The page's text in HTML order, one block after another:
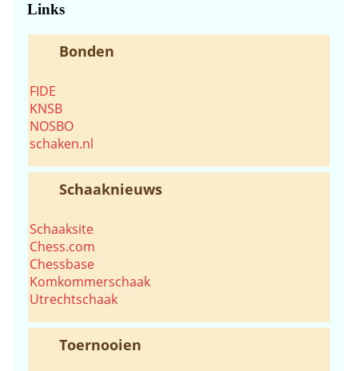
Links
Bonden
FIDE
KNSB
NOSBO
schaken.nl
Schaaknieuws
Schaaksite
Chess.com
Chessbase
Komkommerschaak
Utrechtschaak
Toernooien